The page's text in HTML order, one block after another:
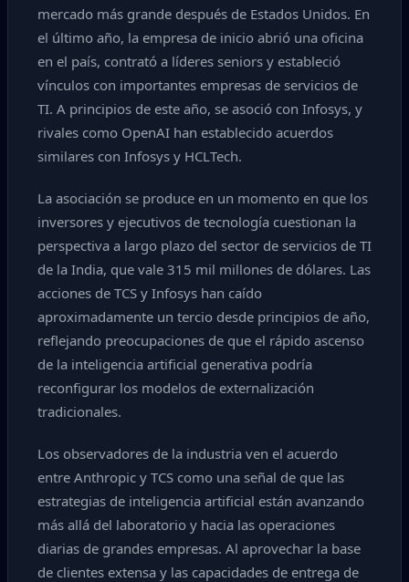
mercado más grande después de Estados Unidos. En
el último año, la empresa de inicio abrió una oficina
en el país, contrató a líderes seniors y estableció
vínculos con importantes empresas de servicios de
TI. A principios de este año, se asoció con Infosys, y
rivales como OpenAI han establecido acuerdos
similares con Infosys y HCLTech.
La asociación se produce en un momento en que los
inversores y ejecutivos de tecnología cuestionan la
perspectiva a largo plazo del sector de servicios de TI
de la India, que vale 315 mil millones de dólares. Las
acciones de TCS y Infosys han caído
aproximadamente un tercio desde principios de año,
reflejando preocupaciones de que el rápido ascenso
de la inteligencia artificial generativa podría
reconfigurar los modelos de externalización
tradicionales.
Los observadores de la industria ven el acuerdo
entre Anthropic y TCS como una señal de que las
estrategias de inteligencia artificial están avanzando
más allá del laboratorio y hacia las operaciones
diarias de grandes empresas. Al aprovechar la base
de clientes extensa y las capacidades de entrega de